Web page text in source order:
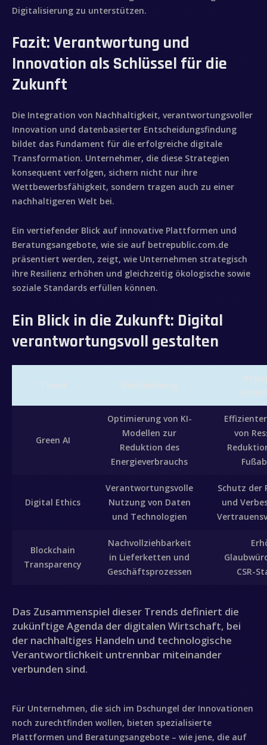
Sobre mí
Videobook
Trabajos
Contacto
Digitalisierung zu unterstützen.
Fazit: Verantwortung und
Innovation als Schlüssel für die
Zukunft
Die Integration von Nachhaltigkeit, verantwortungsvoller
Innovation und datenbasierter Entscheidungsfindung
bildet das Fundament für die erfolgreiche digitale
Transformation. Unternehmer, die diese Strategien
konsequent verfolgen, sichern nicht nur ihre
Wettbewerbsfähigkeit, sondern tragen auch zu einer
nachhaltigeren Welt bei.
Ein vertiefender Blick auf innovative Plattformen und
Beratungsangebote, wie sie auf betrepublic.com.de
präsentiert werden, zeigt, wie Unternehmen strategisch
ihre Resilienz erhöhen und gleichzeitig ökologische sowie
soziale Standards erfüllen können.
Ein Blick in die Zukunft: Digital
verantwortungsvoll gestalten
Green AI
Optimierung von KI-
Modellen zur
Reduktion des
Energieverbrauchs
von
Digital Ethics
Verantwortungsvolle
Nutzung von Daten
und Technologien
Schutz der
und
Blockchain
Transparency
Nachvollziehbarkeit
in Lieferketten und
Geschäftsprozessen
CSR-
Das Zusammenspiel dieser Trends definiert die
zukünftige Agenda der digitalen Wirtschaft, bei
der nachhaltiges Handeln und technologische
Verantwortlichkeit untrennbar miteinander
verbunden sind.
Für Unternehmen, die sich im Dschungel der Innovationen
noch zurechtfinden wollen, bieten spezialisierte
Plattformen und Beratungsangebote – wie jene, die auf